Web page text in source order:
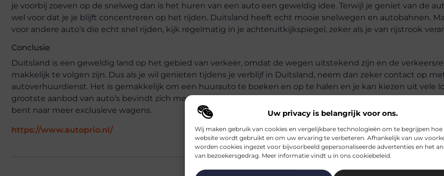
Uw privacy is belangrijk voor ons.
Wij maken gebruik van cookies en vergelijkbare technologieën om te begrijpen hoe
website wordt gebruikt en om uw ervaring te verbeteren. Afhankelijk van uw
worden cookies ingezet voor bijvoorbeeld gepersonaliseerde advertenties en het
van bezoekersgedrag. Meer informatie vindt u in ons cookiebeleid.
je voorbij zoeven op de snelweg dan is het huren van een auto een geweldig idee. Terwijl je geniet van de
wel voor dat je je blijft concentreren op het rijden. Duitsland heeft echt mooie snelwegen en autobahnen.
voor andere auto’s die echt snel rijden, kijk regelmatig in je achteruitkijkspiegel, zeker als je van rijstrook
Conclusie
Duitsland is een geweldig land op het gebied van verkeer, omdat de wegen uitstekend zijn en de
makkelijk te volgen zijn. Dus als je wil genieten tijdens je verblijf in Duitsland, neem dan zeker contact op
autoverhuurdienst. Het is gemakkelijk om een huurauto te boeken en op te halen en je kan kiezen uit vele
grootste aanbod van auto’s bevindt zich meestal op de luchthavens. Er is een groot aanbod van luxe auto’s
bent naar meer exclusieve wagens.
https://www.autoprio.nl/